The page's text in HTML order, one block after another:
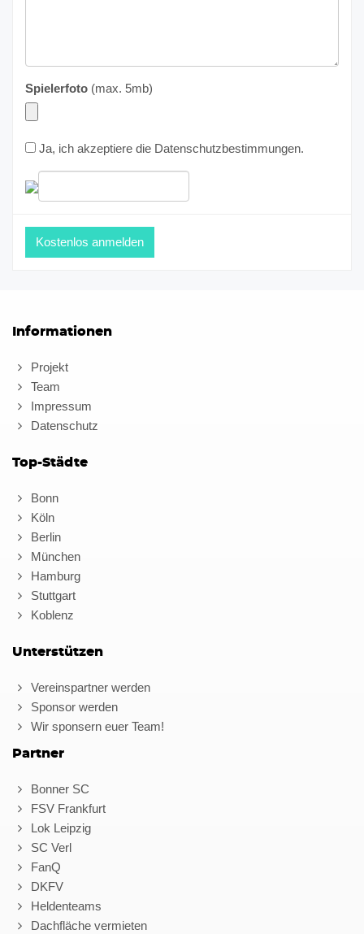
Spielerfoto (max. 5mb)
Ja, ich akzeptiere die Datenschutzbestimmungen.
Informationen
Projekt
Team
Impressum
Datenschutz
Top-Städte
Bonn
Köln
Berlin
München
Hamburg
Stuttgart
Koblenz
Unterstützen
Vereinspartner werden
Sponsor werden
Wir sponsern euer Team!
Partner
Bonner SC
FSV Frankfurt
Lok Leipzig
SC Verl
FanQ
DKFV
Heldenteams
Dachfläche vermieten